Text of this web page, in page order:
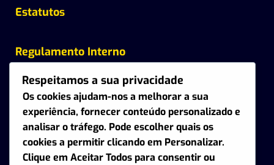
Estatutos
Regulamento Interno
Regulamento de Associados
Formulário de Contacto
Respeitamos a sua privacidade
Os cookies ajudam-nos a melhorar a sua
experiência, fornecer conteúdo personalizado e
analisar o tráfego. Pode escolher quais os
cookies a permitir clicando em Personalizar.
Clique em Aceitar Todospara consentir ou